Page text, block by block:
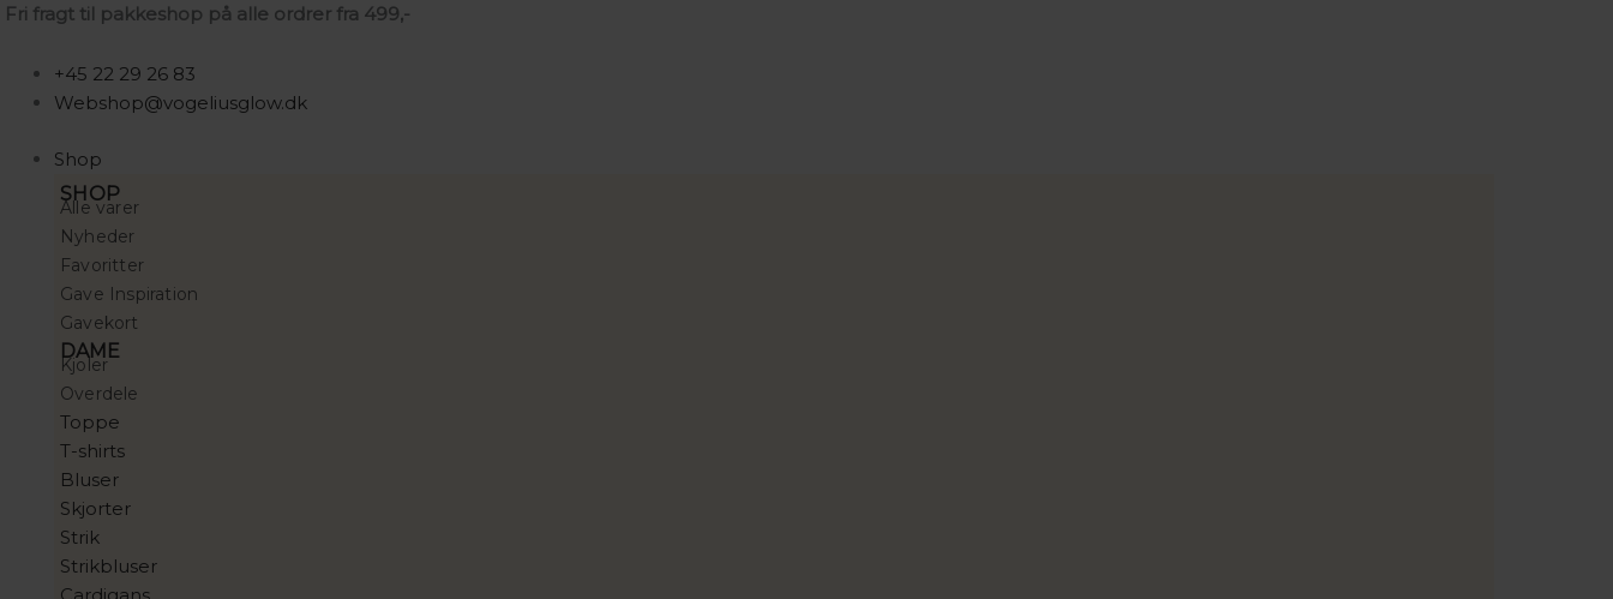
Gå
indholdet
Fri fragt til pakkeshop på alle ordrer fra 499,-
+45 22 29 26 83
Webshop@vogeliusglow.dk
Shop
SHOP
Alle varer
Nyheder
Favoritter
Gave Inspiration
Gavekort
DAME
Kjoler
Overdele
Toppe
T-shirts
Bluser
Skjorter
Strik
Strikbluser
Søg
Søg
SøgLollys
Bulgaria
Jakke
antal
Prisinterval:
10.000,00 kr.